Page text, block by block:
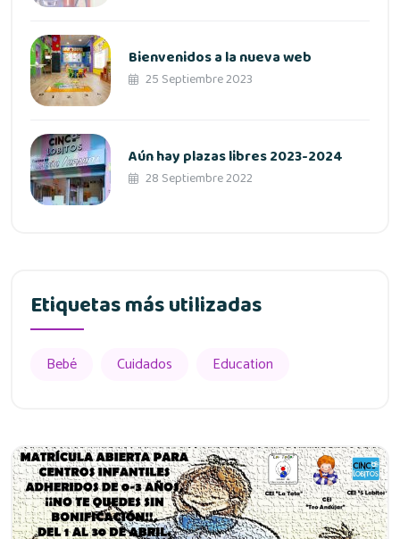
Bienvenidos a la nueva web
25 Septiembre 2023
Aún hay plazas libres 2023-2024
28 Septiembre 2022
Etiquetas más utilizadas
Bebé Cuidados Education